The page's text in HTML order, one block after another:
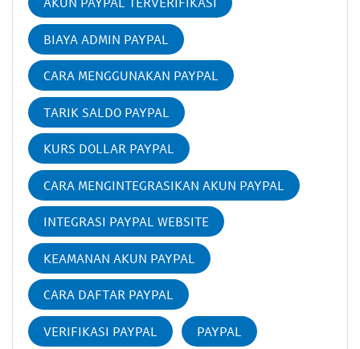
BIAYA ADMIN PAYPAL
CARA MENGGUNAKAN PAYPAL
TARIK SALDO PAYPAL
KURS DOLLAR PAYPAL
CARA MENGINTEGRASIKAN AKUN PAYPAL
INTEGRASI PAYPAL WEBSITE
KEAMANAN AKUN PAYPAL
CARA DAFTAR PAYPAL
VERIFIKASI PAYPAL PAYPAL